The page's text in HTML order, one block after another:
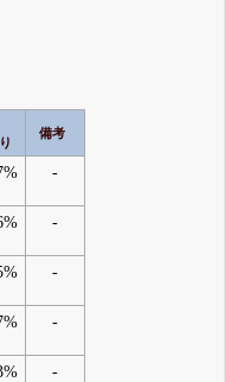
る
備考
-
-
-
-
-